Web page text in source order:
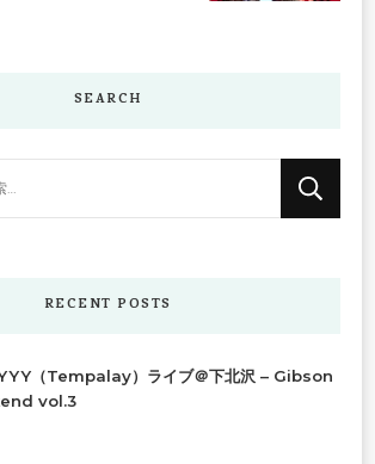
SEARCH
RECENT POSTS
（Tempalay）ライブ＠下北沢 – Gibson
vol.3